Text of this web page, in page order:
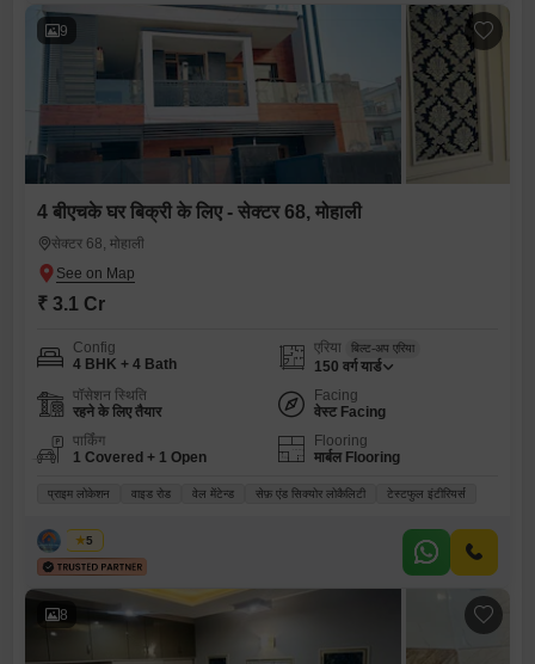
9
4 बीएचके घर बिक्री के लिए - सेक्टर 68, मोहाली
सेक्टर 68, मोहाली
₹ 3.1 Cr
Config
4 BHK + 4 Bath
एरिया बिल्ट-अप एरिया
150 वर्ग यार्ड
पॉसेशन स्थिति
रहने के लिए तैयार
Facing
वेस्ट Facing
पार्किंग
1 Covered + 1 Open
Flooring
मार्बल Flooring
प्राइम लोकेशन वाइड रोड वेल मेंटेन्ड सेफ़ एंड सिक्योर लोकैलिटी टेस्टफुल इंटीरियर्स
सोनिया
5
8